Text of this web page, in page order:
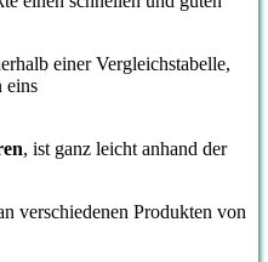
einer Vergleichstabelle,
eins
, ist ganz leicht anhand der
verschiedenen Produkten von